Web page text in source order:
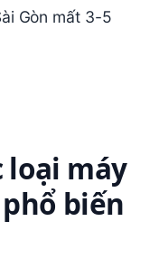
Gòn mất 3-5
loại máy
biến